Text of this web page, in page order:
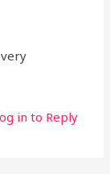
in to Reply